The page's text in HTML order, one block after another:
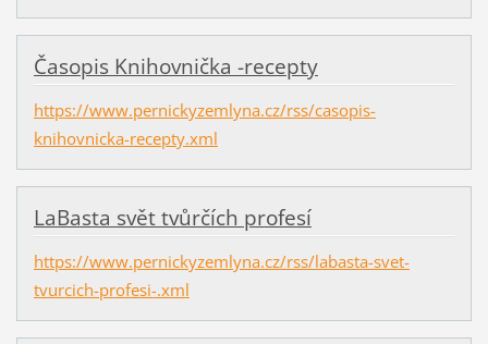
Časopis Knihovnička -recepty
https://www.pernickyzemlyna.cz/rss/casopis-
knihovnicka-recepty.xml
LaBasta svět tvůrčích profesí
https://www.pernickyzemlyna.cz/rss/labasta-svet-
tvurcich-profesi-.xml